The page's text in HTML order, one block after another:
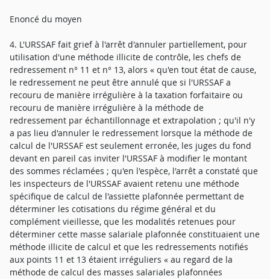
Enoncé du moyen
4. L'URSSAF fait grief à l'arrêt d'annuler partiellement, pour
utilisation d'une méthode illicite de contrôle, les chefs de
redressement n° 11 et n° 13, alors « qu'en tout état de cause,
le redressement ne peut être annulé que si l'URSSAF a
recouru de manière irrégulière à la taxation forfaitaire ou
recouru de manière irrégulière à la méthode de
redressement par échantillonnage et extrapolation ; qu'il n'y
a pas lieu d'annuler le redressement lorsque la méthode de
calcul de l'URSSAF est seulement erronée, les juges du fond
devant en pareil cas inviter l'URSSAF à modifier le montant
des sommes réclamées ; qu'en l'espèce, l'arrêt a constaté que
les inspecteurs de l'URSSAF avaient retenu une méthode
spécifique de calcul de l'assiette plafonnée permettant de
déterminer les cotisations du régime général et du
complément vieillesse, que les modalités retenues pour
déterminer cette masse salariale plafonnée constituaient une
méthode illicite de calcul et que les redressements notifiés
aux points 11 et 13 étaient irréguliers « au regard de la
méthode de calcul des masses salariales plafonnées